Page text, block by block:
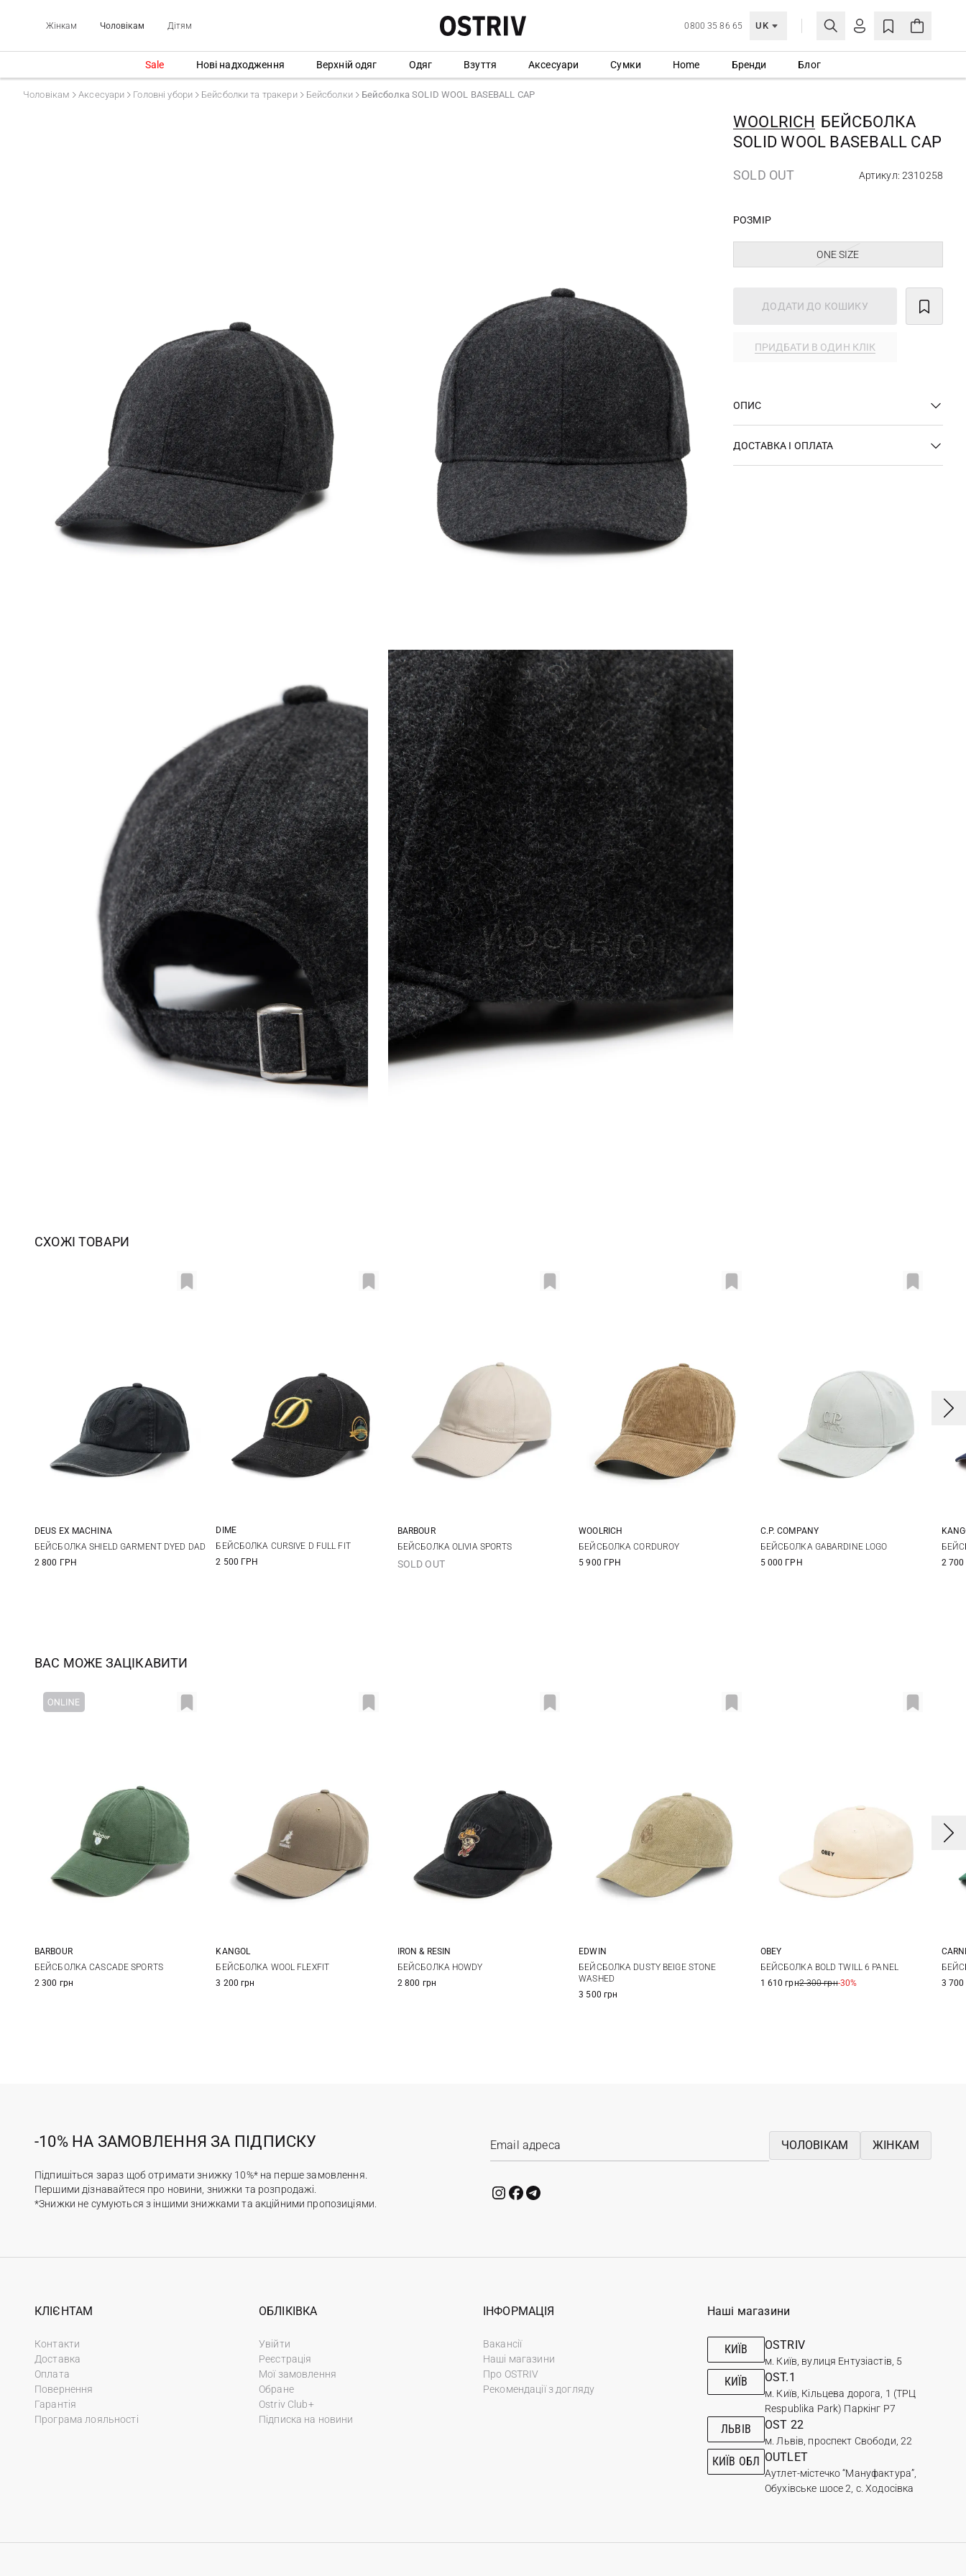
Жінкам Чоловікам Дітям 0800 35 86 65 UK
МОЯ ОБЛІКІВКА
Ще не зареєстровані?
СТВОРИТИ ОБЛІКІВКУ
Sale Нові надходження Верхній одяг Одяг Взуття Аксесуари Сумки Home Бренди Блог
Чоловікам Аксесуари Головні убори Бейсболки та тракери Бейсболки Бейсболка SOLID WOOL BASEBALL CAP
WOOLRICH БЕЙСБОЛКА
SOLID WOOL BASEBALL CAP
SOLD OUT Артикул: 2310258
РОЗМІР
ONE SIZE
ДОДАТИ ДО КОШИКУ
ПРИДБАТИ В ОДИН КЛІК
ОПИС
ДОСТАВКА І ОПЛАТА
СХОЖІ ТОВАРИ
One size
DEUS EX MACHINА
БЕЙСБОЛКА SHIELD GARMENT DYED DAD
2 800 ГРН
One size
DIME
БЕЙСБОЛКА CURSIVE D FULL FIT
2 500 ГРН
One size
BARBOUR
БЕЙСБОЛКА OLIVIA SPORTS
SOLD OUT
One size
WOOLRICH
БЕЙСБОЛКА CORDUROY
5 900 ГРН
One size
C.P. COMPANY
БЕЙСБОЛКА GABARDINE LOGO
5 000 ГРН
S/
2
ВАС МОЖЕ ЗАЦІКАВИТИ
One size
BARBOUR
БЕЙСБОЛКА CASCADE SPORTS
2 300 грн
S/M L/XL XXL
KANGOL
БЕЙСБОЛКА WOOL FLEXFIT
3 200 грн
One size
IRON & RESIN
БЕЙСБОЛКА HOWDY
2 800 грн
One size
EDWIN
БЕЙСБОЛКА DUSTY BEIGE STONE
WASHED
3 500 грн
One size
OBEY
БЕЙСБОЛКА BOLD TWILL 6 PANEL
1 610 грн2 300 грн-30%
3 700
-10% НА ЗАМОВЛЕННЯ ЗА ПІДПИСКУ
Підпишіться зараз щоб отримати знижку 10%* на перше замовлення.
Першими дізнавайтеся про новини, знижки та розпродажі.
*Знижки не сумуються з іншими знижками та акційними пропозиціями.
ЧОЛОВІКАМ ЖІНКАМ
КЛІЄНТАМ
Контакти
Доставка
Оплата
Повернення
Гарантія
Програма лояльності
ОБЛІКІВКА
Увійти
Реєстрація
Мої замовлення
Обране
Ostriv Club+
Підписка на новини
ІНФОРМАЦІЯ
Вакансії
Наші магазини
Про OSTRIV
Рекомендації з догляду
Наші магазини
КИЇВ OSTRIV
м. Київ, вулиця Ентузіастів, 5
КИЇВ OST.1
м. Київ, Кільцева дорога, 1 (ТРЦ
Respublika Park) Паркінг Р7
ЛЬВІВ OST 22
м. Львів, проспект Свободи, 22
КИЇВ ОБЛ OUTLET
Аутлет-містечко “Мануфактура”,
Обухівське шосе 2, с. Ходосівка